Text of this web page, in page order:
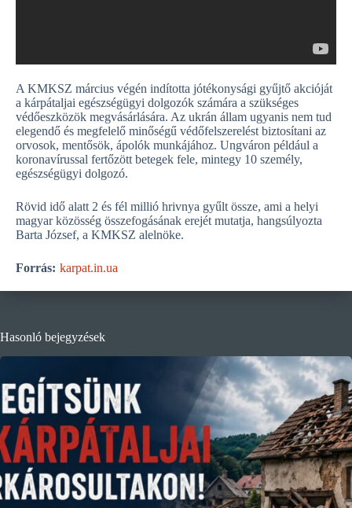
A KMKSZ március végén indította jótékonysági gyűjtő akcióját
a kárpátaljai egészségügyi dolgozók számára a szükséges
védőeszközök megvásárlására. Az ukrán állam ugyanis nem tud
elegendő és megfelelő minőségű védőfelszerelést biztosítani az
orvosok, mentősök, ápolók munkájához. Ungváron például a
koronavírussal fertőzött betegek fele, mintegy 10 személy,
egészségügyi dolgozó.
Rövid idő alatt 2 és fél millió hrivnya gyűlt össze, ami a helyi
magyar közösség összefogásának erejét mutatja, hangsúlyozta
Barta József, a KMKSZ alelnöke.
Forrás: karpat.in.ua
Hasonló bejegyzések